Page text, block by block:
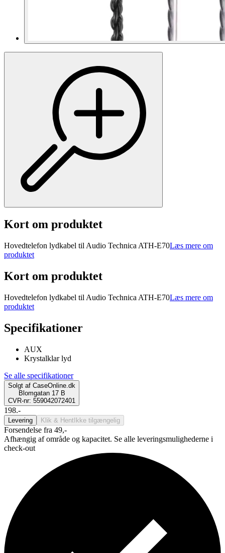
Kort om produktet
Hovedtelefon lydkabel til Audio Technica ATH-E70Læs mere om
produktet
Kort om produktet
Hovedtelefon lydkabel til Audio Technica ATH-E70Læs mere om
produktet
Specifikationer
AUX
Krystalklar lyd
Se alle specifikationer
Solgt af CaseOnline.dk
Blomgatan 17 B
CVR-nr: 559042072401
198.-
Levering Klik & Hent Ikke tilgængelig
Forsendelse fra 49,-
Afhængig af område og kapacitet. Se alle leveringsmulighederne i
check-out